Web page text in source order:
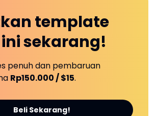
template
sekarang!
penuh dan pembaruan
Rp150.000 / $15.
Beli Sekarang!